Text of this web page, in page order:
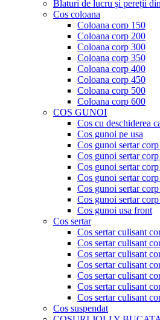
Blaturi de lucru şi pereții
Cos coloana
Coloana corp 150
Coloana corp 200
Coloana corp 300
Coloana corp 350
Coloana corp 400
Coloana corp 450
Coloana corp 500
Coloana corp 600
COS GUNOI
Cos cu deschiderea
Cos gunoi pe usa
Cos gunoi sertar
Cos gunoi sertar
Cos gunoi sertar
Cos gunoi sertar
Cos gunoi sertar
Cos gunoi sertar
Cos gunoi usa front
Cos sertar
Cos sertar culisant
Cos sertar culisant
Cos sertar culisant
Cos sertar culisant
Cos sertar culisant
Cos sertar culisant
Cos sertar culisant
Cos suspendat